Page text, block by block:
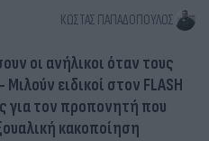
ΚΏΣΤΑΣ ΠΑΠΑΔΌΠΟΥΛΟΣ
οι ανήλικοι όταν τους
ειδικοί στον FLASH
για τον προπονητή που
κακοποίηση